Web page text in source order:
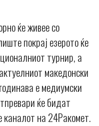
ќе живее со
покрај езерото ќе
турнир, а
македонски
е медиумски
ќе бидат
каналот на 24Ракомет.